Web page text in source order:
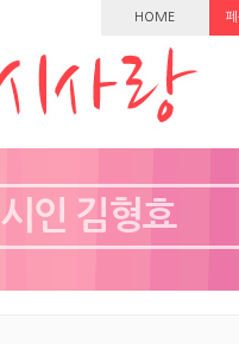
HOME
시인 김형효